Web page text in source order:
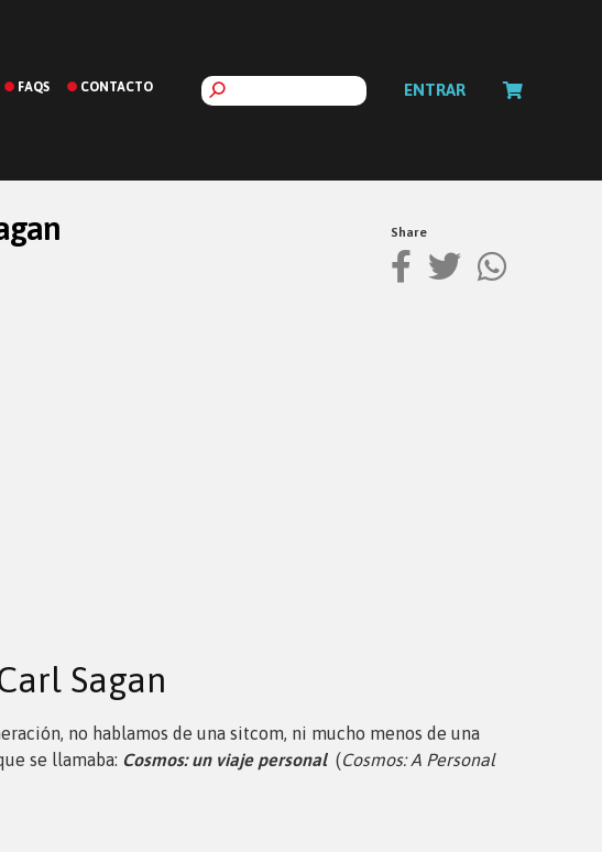
FAQS CONTACTO ENTRAR
Share
Sagan
no hablamos de una sitcom, ni mucho menos de una
se llamaba: Cosmos: un viaje personal(Cosmos: A Personal